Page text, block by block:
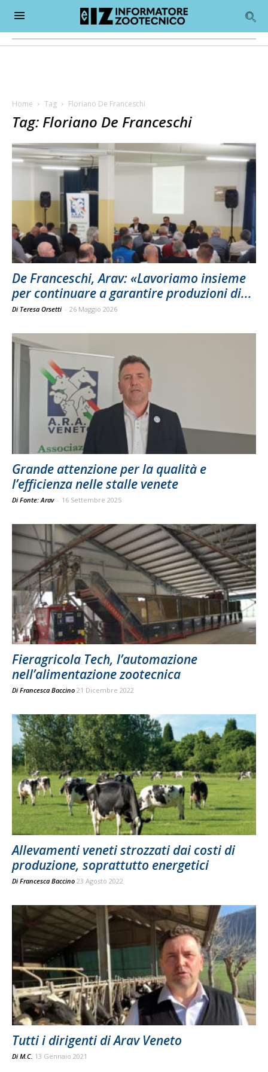
Home Tag Floriano De Franceschi
Tag: Floriano De Franceschi
De Franceschi, Arav: «Lavoriamo insieme
per continuare a garantire produzioni di...
Di Teresa Orsetti - 26 Maggio 2026
Grande attenzione per la qualità e
l’efficienza nelle stalle venete
Di Fonte: Arav - 16 Settembre 2025
Fieragricola Tech, l’automazione
nell’alimentazione zootecnica
Di Francesca Baccino 21 Dicembre 2022
Allevamenti veneti strozzati dai costi di
produzione, soprattutto energetici
Di Francesca Baccino 23 Agosto 2022
Tutti i dirigenti di Arav Veneto
Di M.C. 13 Gennaio 2021